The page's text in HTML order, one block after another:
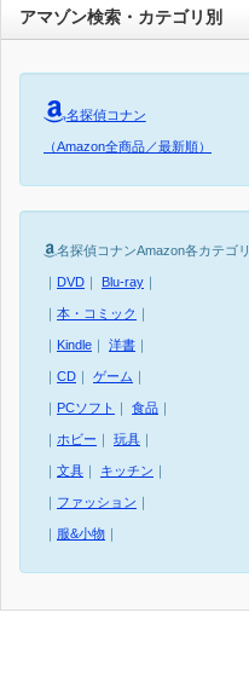
アマゾン検索・カテゴリ別
名探偵コナン
（Amazon全商品／最新順）
名探偵コナンAmazon各カテゴリ
｜ DVD ｜ Blu-ray ｜
｜ 本・コミック ｜
｜ Kindle ｜ 洋書 ｜
｜ CD ｜ ゲーム ｜
｜ PCソフト ｜ 食品 ｜
｜ ホビー ｜ 玩具 ｜
｜ 文具 ｜ キッチン ｜
｜ ファッション ｜
｜ 服&小物 ｜